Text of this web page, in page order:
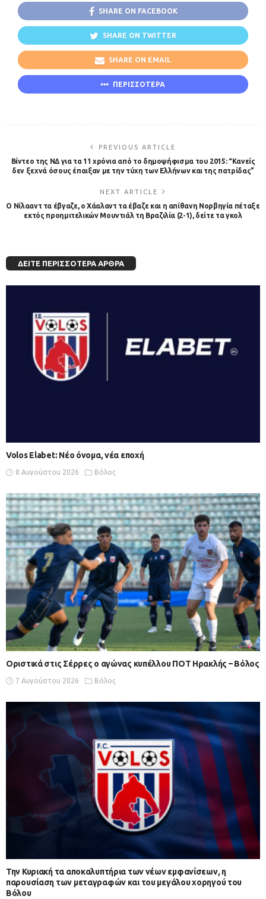
SHARE ON FACEBOOK
SHARE ON TWITTER
SHARE ON EMAIL
ΠΕΡΙΣΣΟΤΕΡΑ
PREVIOUS ARTICLE
Βίντεο της ΝΔ για τα 11 χρόνια από το δημοψήφισμα του 2015: “Κανείς
δεν ξεχνά όσους έπαιξαν με την τύχη των Ελλήνων και της πατρίδας”
NEXT ARTICLE
Ο Νίλααντ τα έβγαζε, ο Χάαλαντ τα έβαζε και η απίθανη Νορβηγία πέταξε
εκτός προημιτελικών Μουντιάλ τη Βραζιλία (2-1), δείτε τα γκολ
ΔΕΊΤΕ ΠΕΡΙΣΣΌΤΕΡΑ ΆΡΘΡΑ
Volos Elabet: Νέο όνομα, νέα εποχή
8 Αυγούστου 2026 Βόλος
Οριστικά στις Σέρρες ο αγώνας κυπέλλου ΠΟΤ Ηρακλής – Βόλος
7 Αυγούστου 2026 Βόλος
Την Κυριακή τα αποκαλυπτήρια των νέων εμφανίσεων, η
παρουσίαση των μεταγραφών και του μεγάλου χορηγού του
Βόλου